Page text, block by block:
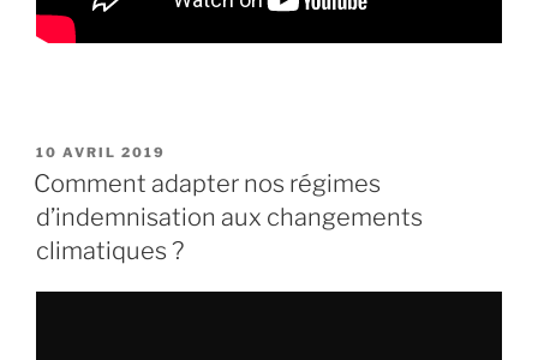
PUBLIÉ
LE
10 AVRIL 2019
Comment adapter nos régimes
d’indemnisation aux changements
climatiques ?